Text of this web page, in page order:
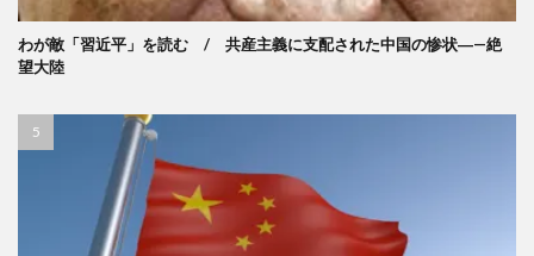
わが敵「習近平」を読む / 共産主義に支配された中国の惨状―—絶
望大陸